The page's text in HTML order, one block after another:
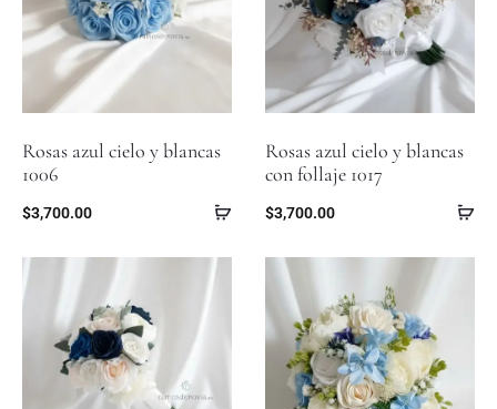
Rosas azul cielo y blancas
1006
$3,700.00
Rosas azul cielo y blancas
con follaje 1017
$3,700.00